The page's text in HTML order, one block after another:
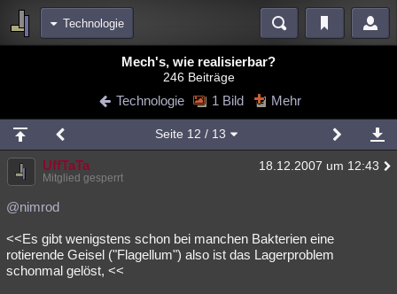
Technologie
Blogs Videos
Chat Wiki Neuigkeiten
meine Rubriken
Menschen Mystery Kriminalfälle
Spiritualität
Natur Umfragen Unterhaltung
weitere Rubriken
Mech's, wie realisierbar?
246 Beiträge
Technologie 1 Bild Mehr
Seite 12 / 13
UffTaTa 18.12.2007 um 12:43
Mitglied gesperrt
@nimrod
<<Es gibt wenigstens schon bei manchen Bakterien eine
rotierende Geisel ("Flagellum") also ist das Lagerproblem
schonmal gelöst, <<